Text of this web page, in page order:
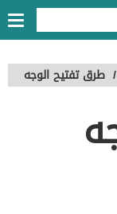
/ طرق تفتيح الوجه